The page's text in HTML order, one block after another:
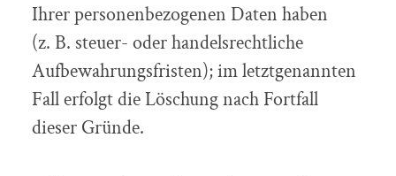
Ihrer personenbezogenen Daten haben
(z. B. steuer- oder handelsrechtliche
Aufbewahrungsfristen); im letztgenannten
Fall erfolgt die Löschung nach Fortfall
dieser Gründe.